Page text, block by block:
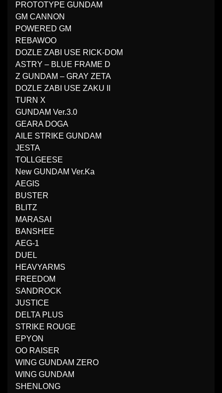
PROTOTYPE GUNDAM
GM CANNON
POWERED GM
REBAWOO
DOZLE ZABI USE RICK-DOM
ASTRY – BLUE FRAME D
Z GUNDAM – GRAY ZETA
DOZLE ZABI USE ZAKU II
TURN X
GUNDAM Ver.3.0
GEARA DOGA
AILE STRIKE GUNDAM
JESTA
TOLLGEESE
New GUNDAM Ver.Ka
AEGIS
BUSTER
BLITZ
MARASAI
BANSHEE
AEG-1
DUEL
HEAVYARMS
FREEDOM
SANDROCK
JUSTICE
DELTA PLUS
STRIKE ROUGE
EPYON
OO RAISER
WING GUNDAM ZERO
WING GUNDAM
SHENLONG